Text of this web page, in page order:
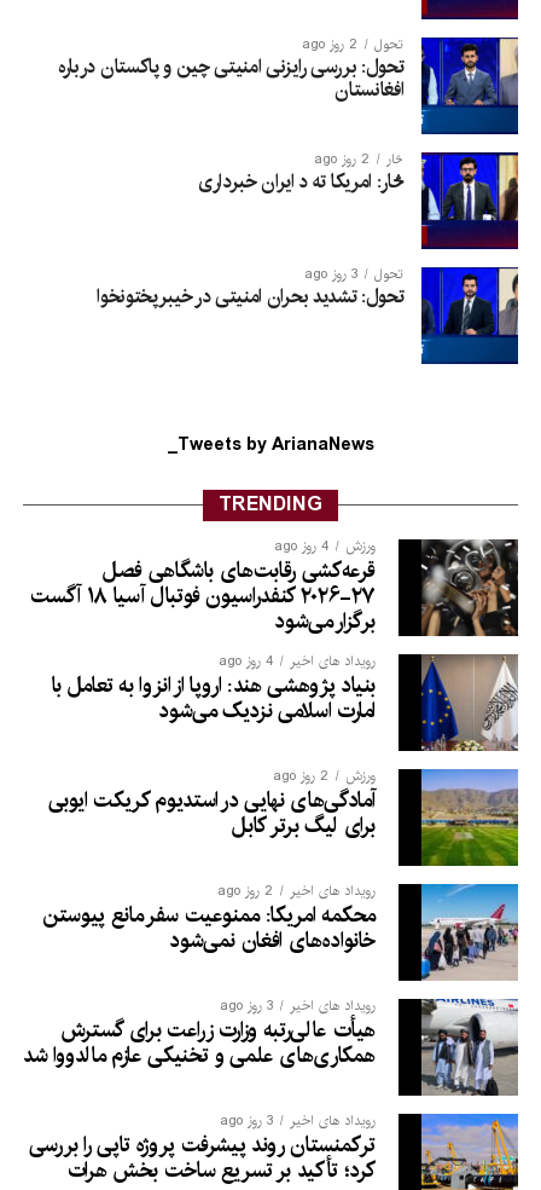
تحول 2 روز ago
تحول: بررسی رایزنی امنیتی چین و پاکستان درباره
افغانستان
څار 2 روز ago
څار: امریکا ته د ایران خبرداری
تحول 3 روز ago
تحول: تشدید بحران امنیتی در خیبرپختونخوا
Tweets by ArianaNews_
TRENDING
ورزش 4 روز ago
قرعه‌کشی رقابت‌های باشگاهی فصل
۲۷-۲۰۲۶ کنفدراسیون فوتبال آسیا ۱۸ آگست
برگزار می‌شود
رویداد های اخیر 4 روز ago
بنیاد پژوهشی هند: اروپا از انزوا به تعامل با
امارت اسلامی نزدیک می‌شود
ورزش 2 روز ago
آمادگی‌های نهایی در استدیوم کریکت ایوبی
برای لیگ برتر کابل
رویداد های اخیر 2 روز ago
محکمه امریکا: ممنوعیت سفر مانع پیوستن
خانواده‌های افغان نمی‌شود
رویداد های اخیر 3 روز ago
هیأت عالی‌رتبه وزارت زراعت برای گسترش
همکاری‌های علمی و تخنیکی عازم مالدووا شد
رویداد های اخیر 3 روز ago
ترکمنستان روند پیشرفت پروژه تاپی را بررسی
کرد؛ تأکید بر تسریع ساخت بخش هرات